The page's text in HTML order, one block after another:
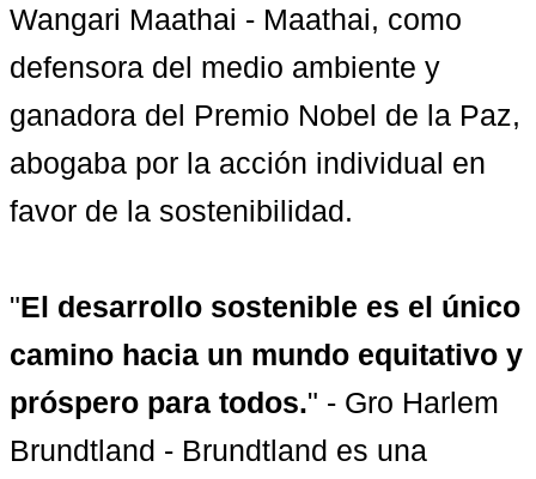
Wangari Maathai - Maathai, como
defensora del medio ambiente y
ganadora del Premio Nobel de la Paz,
abogaba por la acción individual en
favor de la sostenibilidad.
"El desarrollo sostenible es el único
camino hacia un mundo equitativo y
próspero para todos." - Gro Harlem
Brundtland - Brundtland es una